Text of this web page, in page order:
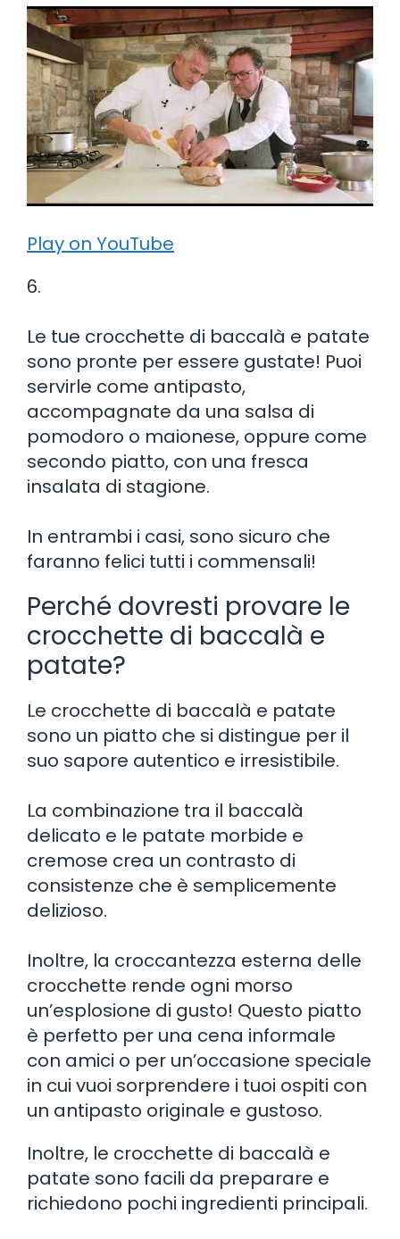
Play on YouTube
6.
Le tue crocchette di baccalà e patate
sono pronte per essere gustate! Puoi
servirle come antipasto,
accompagnate da una salsa di
pomodoro o maionese, oppure come
secondo piatto, con una fresca
insalata di stagione.
In entrambi i casi, sono sicuro che
faranno felici tutti i commensali!
Perché dovresti provare le
crocchette di baccalà e
patate?
Le crocchette di baccalà e patate
sono un piatto che si distingue per il
suo sapore autentico e irresistibile.
La combinazione tra il baccalà
delicato e le patate morbide e
cremose crea un contrasto di
consistenze che è semplicemente
delizioso.
Inoltre, la croccantezza esterna delle
crocchette rende ogni morso
un’esplosione di gusto! Questo piatto
è perfetto per una cena informale
con amici o per un’occasione speciale
in cui vuoi sorprendere i tuoi ospiti con
un antipasto originale e gustoso.
Inoltre, le crocchette di baccalà e
patate sono facili da preparare e
richiedono pochi ingredienti principali.